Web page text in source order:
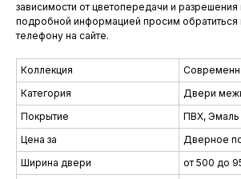
зависимости от цветопередачи и
подробной информацией просим
телефону на сайте.
Коллекция
Категория
Двери
Покрытие
ПВХ, Эмаль
Цена за
Дверное
Ширина двери
от 500 до